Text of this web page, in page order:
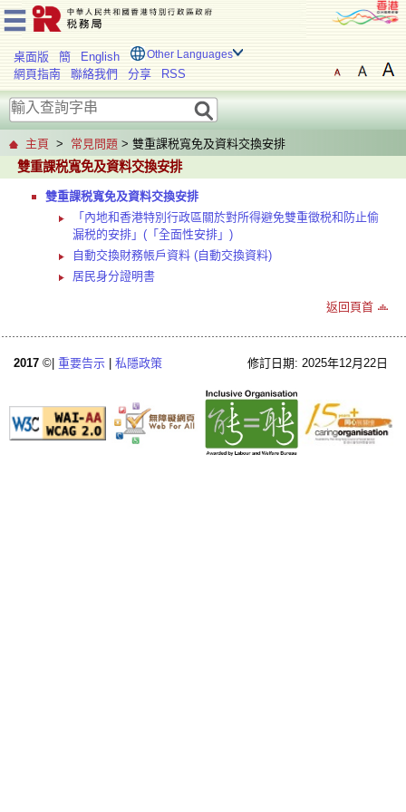
桌面版 簡 English Other Languages
網頁指南 聯絡我們 分享 RSS
主頁 > 常見問題 > 雙重課税寬免及資料交換安排
雙重課税寬免及資料交換安排
雙重課税寬免及資料交換安排
「內地和香港特別行政區關於對所得避免雙重徵税和防止偷
漏税的安排」(「全面性安排」)
自動交換財務帳戶資料 (自動交換資料)
居民身分證明書
返回頁首
2017 ©| 重要告示 | 私隱政策 修訂日期: 2025年12月22日